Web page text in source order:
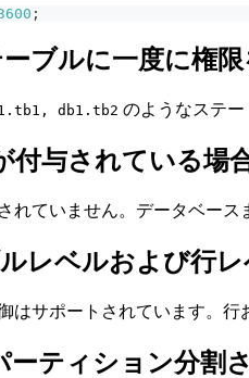
;
ブルに一度に権
db1.tb2 のようなステ
付与されている場
れていません。データベー
レベルおよび行
はサポートされています。
ーティション分割